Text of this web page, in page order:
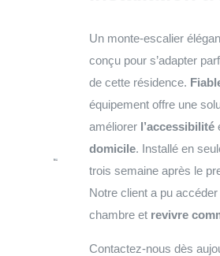
Un monte-escalier
conçu pour s’adapter
de cette résidence.
équipement offre une
améliorer l’accessibilité
domicile. Installé en
trois semaine après le
Notre client a pu
chambre et revivre
Contactez-nous dès